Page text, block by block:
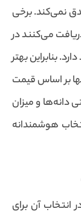
نمی‌کند. برخی
می‌کنند در
بنابراین بهتر
بر اساس قیمت
دانه‌ها و میزان
هوشمندانه
انتخاب آن برای